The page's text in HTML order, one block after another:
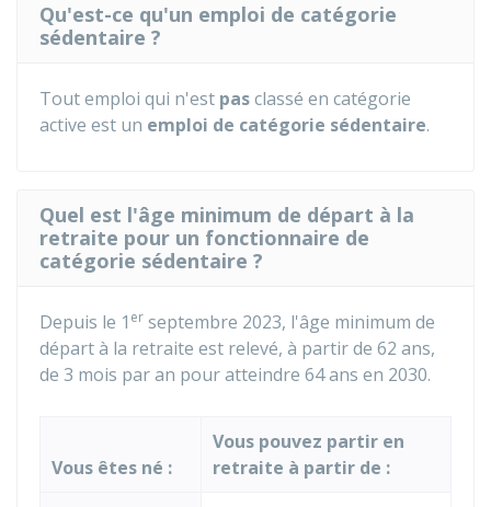
Qu'est-ce qu'un emploi de catégorie
sédentaire ?
Tout emploi qui n'est pasclassé en catégorie
active est un emploi de catégorie sédentaire.
Quel est l'âge minimum de départ à la
retraite pour un fonctionnaire de
catégorie sédentaire ?
Depuis le 1 er septembre 2023, l'âge minimum de
départ à la retraite est relevé, à partir de 62 ans,
de 3 mois par an pour atteindre 64 ans en 2030.
Vous êtes né :
Vous pouvez partir en
retraite à partir de :